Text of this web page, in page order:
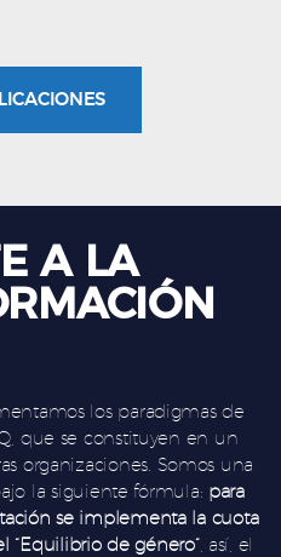
A LA
los paradigmas de
que se constituyen en un
organizaciones. Somos una
la siguiente fórmula: para
se implementa la cuota
“Equilibrio de género”, así, el